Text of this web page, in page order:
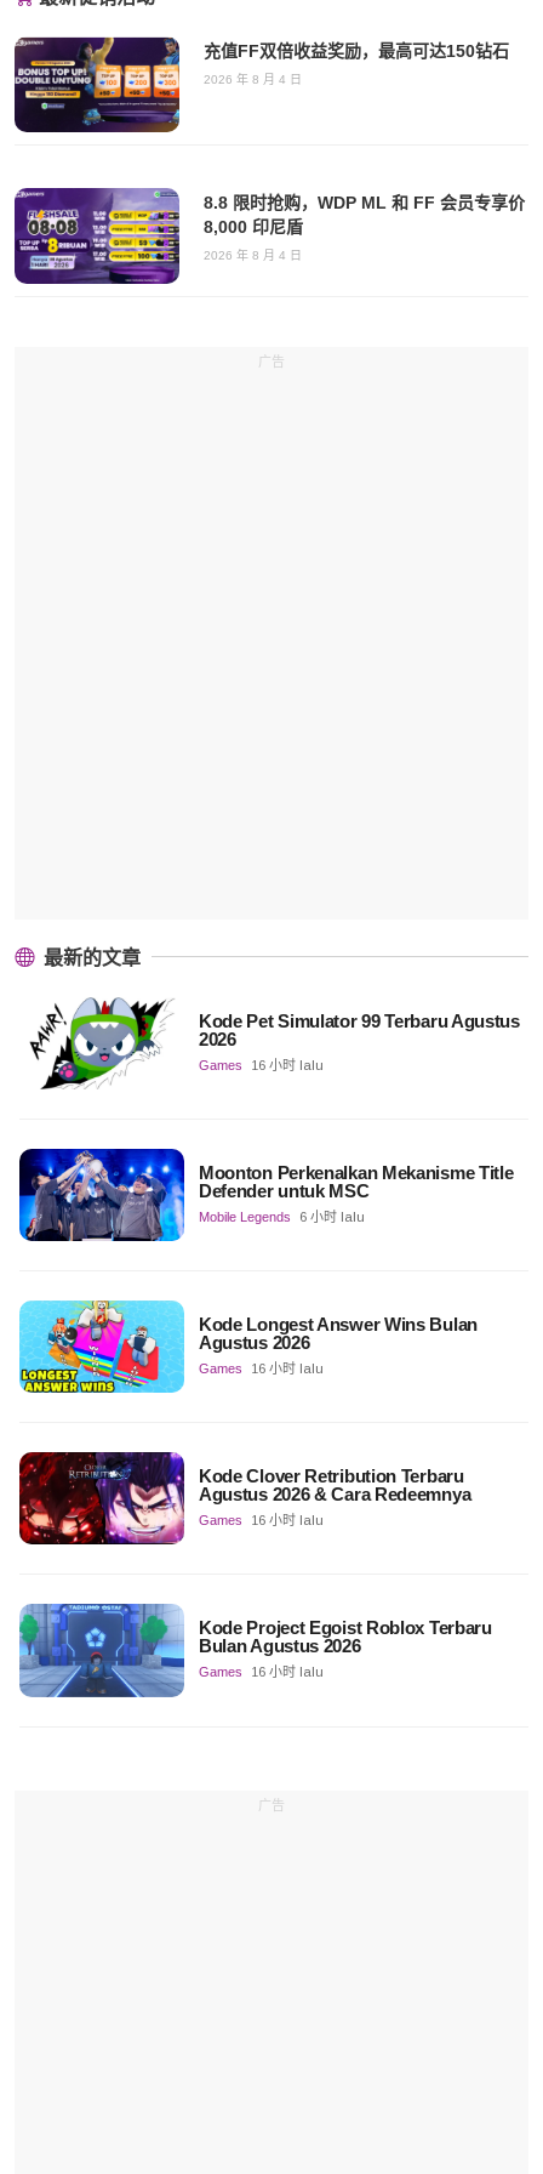
充值FF双倍收益奖励，最高可达150钻石
2026 年 8 月 4 日
8.8 限时抢购，WDP ML 和 FF 会员专享价
8,000 印尼盾
2026 年 8 月 4 日
广告
最新的文章
Kode Pet Simulator 99 Terbaru Agustus
2026
Games 16 小时 lalu
Moonton Perkenalkan Mekanisme Title
Defender untuk MSC
Mobile Legends 6 小时 lalu
Kode Longest Answer Wins Bulan
Agustus 2026
Games 16 小时 lalu
Kode Clover Retribution Terbaru
Agustus 2026 & Cara Redeemnya
Games 16 小时 lalu
Kode Project Egoist Roblox Terbaru
Bulan Agustus 2026
Games 16 小时 lalu
广告